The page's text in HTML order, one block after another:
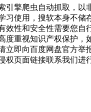
引擎爬虫自动抓取，以
习使用，搜软本身不储
效性和安全性需要您自
度重视知识产权保护，
立即向百度网盘官方举
权页面链接联系我们进